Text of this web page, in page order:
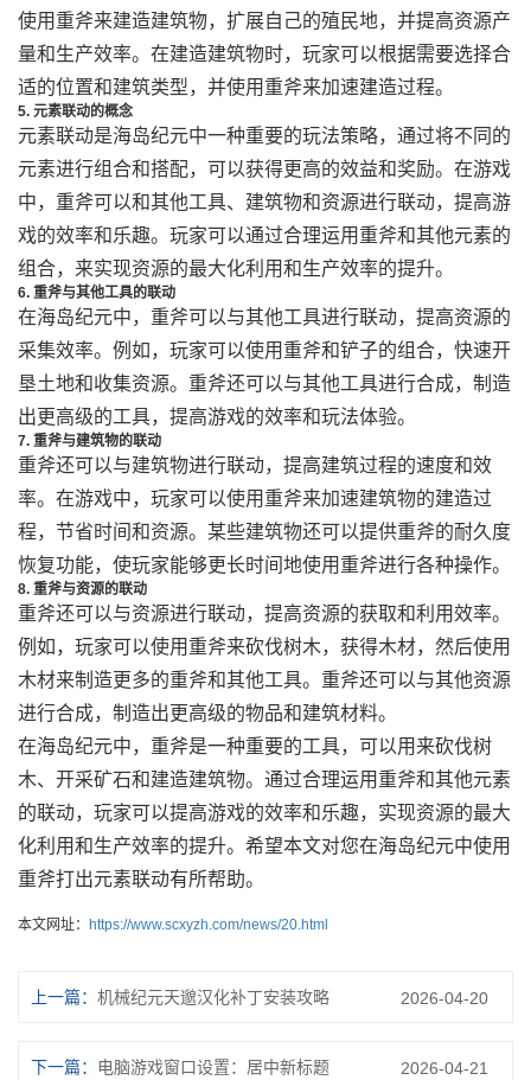
使用重斧来建造建筑物，扩展自己的殖民地，并提高资源产
量和生产效率。在建造建筑物时，玩家可以根据需要选择合
适的位置和建筑类型，并使用重斧来加速建造过程。
5. 元素联动的概念
元素联动是海岛纪元中一种重要的玩法策略，通过将不同的
元素进行组合和搭配，可以获得更高的效益和奖励。在游戏
中，重斧可以和其他工具、建筑物和资源进行联动，提高游
戏的效率和乐趣。玩家可以通过合理运用重斧和其他元素的
组合，来实现资源的最大化利用和生产效率的提升。
6. 重斧与其他工具的联动
在海岛纪元中，重斧可以与其他工具进行联动，提高资源的
采集效率。例如，玩家可以使用重斧和铲子的组合，快速开
垦土地和收集资源。重斧还可以与其他工具进行合成，制造
出更高级的工具，提高游戏的效率和玩法体验。
7. 重斧与建筑物的联动
重斧还可以与建筑物进行联动，提高建筑过程的速度和效
率。在游戏中，玩家可以使用重斧来加速建筑物的建造过
程，节省时间和资源。某些建筑物还可以提供重斧的耐久度
恢复功能，使玩家能够更长时间地使用重斧进行各种操作。
8. 重斧与资源的联动
重斧还可以与资源进行联动，提高资源的获取和利用效率。
例如，玩家可以使用重斧来砍伐树木，获得木材，然后使用
木材来制造更多的重斧和其他工具。重斧还可以与其他资源
进行合成，制造出更高级的物品和建筑材料。
在海岛纪元中，重斧是一种重要的工具，可以用来砍伐树
木、开采矿石和建造建筑物。通过合理运用重斧和其他元素
的联动，玩家可以提高游戏的效率和乐趣，实现资源的最大
化利用和生产效率的提升。希望本文对您在海岛纪元中使用
重斧打出元素联动有所帮助。
本文网址： https://www.scxyzh.com/news/20.html
上一篇： 机械纪元天邈汉化补丁安装攻略 2026-04-20
下一篇： 电脑游戏窗口设置：居中新标题 2026-04-21